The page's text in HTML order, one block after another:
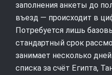
заполнения анкеты до
въезд — происходит в
Потребуется лишь
стандартный срок
занимает несколько
списка за счёт Египта,